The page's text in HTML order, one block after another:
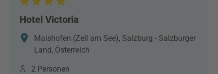
Hotel Victoria
Maishofen (Zell am See), Salzburg - Salzburger
Land, Österreich
2 Personen